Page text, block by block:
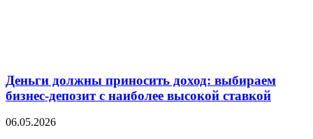
Деньги должны приносить доход: выбираем
бизнес-депозит с наиболее высокой ставкой
06.05.2026